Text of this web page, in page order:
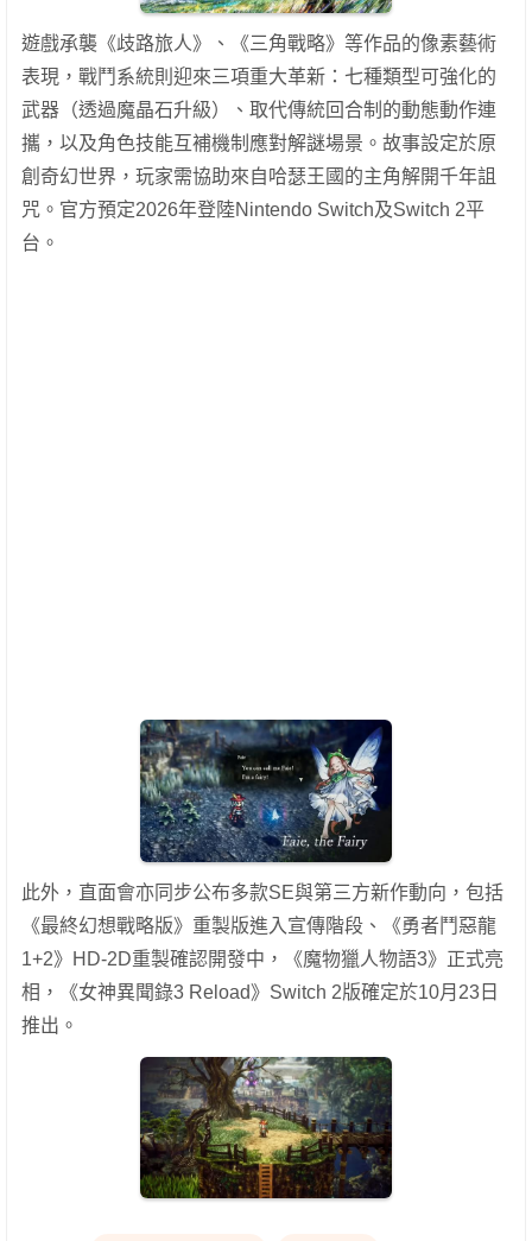
遊戲承襲《歧路旅人》、《三角戰略》等作品的像素藝術
表現，戰鬥系統則迎來三項重大革新：七種類型可強化的
武器（透過魔晶石升級）、取代傳統回合制的動態動作連
攜，以及角色技能互補機制應對解謎場景。故事設定於原
創奇幻世界，玩家需協助來自哈瑟王國的主角解開千年詛
咒。官方預定2026年登陸Nintendo Switch及Switch 2平
台。
此外，直面會亦同步公布多款SE與第三方新作動向，包括
《最終幻想戰略版》重製版進入宣傳階段、《勇者鬥惡龍
1+2》HD-2D重製確認開發中，《魔物獵人物語3》正式亮
相，《女神異聞錄3 Reload》Switch 2版確定於10月23日
推出。